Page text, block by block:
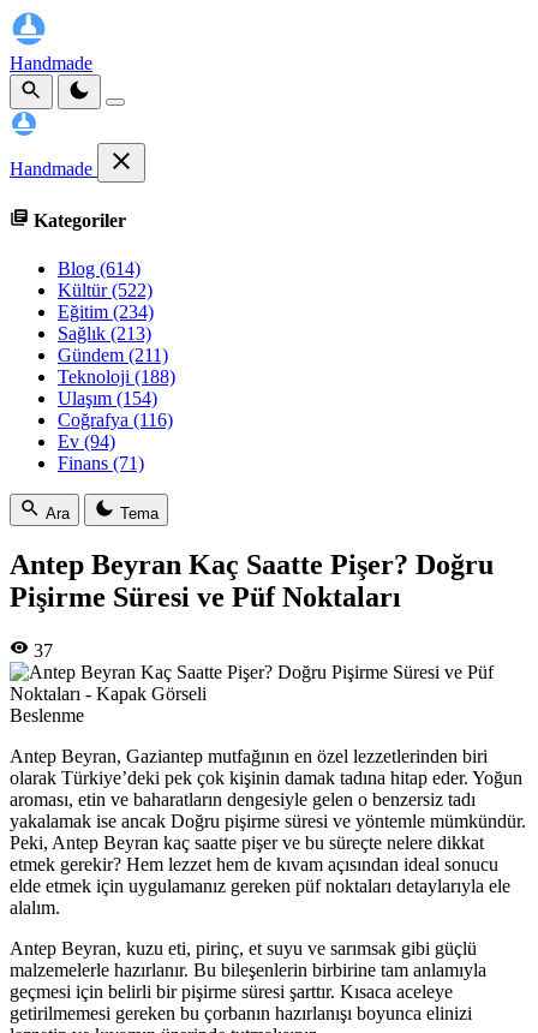
Handmade
Handmade
Kategoriler
Blog (614)
Kültür(522)
Eğitim (234)
Sağlık (213)
Gündem (211)
Teknoloji (188)
Ulaşım (154)
Coğrafya (116)
Ev (94)
Finans (71)
Ara Tema
Antep Beyran Kaç Saatte Pişer? Doğru
Pişirme Süresi ve Püf Noktaları
37
Beslenme
Antep Beyran, Gaziantep mutfağının en özel lezzetlerinden biri
olarak Türkiye’deki pek çok kişinin damak tadına hitap eder. Yoğun
aroması, etin ve baharatların dengesiyle gelen o benzersiz tadı
yakalamak ise ancak Doğru pişirme süresi ve yöntemle mümkündür.
Peki, Antep Beyran kaç saatte pişer ve bu süreçte nelere dikkat
etmek gerekir? Hem lezzet hem de kıvam açısından ideal sonucu
elde etmek için uygulamanız gereken püf noktaları detaylarıyla ele
alalım.
Antep Beyran, kuzu eti, pirinç, et suyu ve sarımsak gibi güçlü
malzemelerle hazırlanır. Bu bileşenlerin birbirine tam anlamıyla
geçmesi için belirli bir pişirme süresi şarttır. Kısaca aceleye
getirilmemesi gereken bu çorbanın hazırlanışı boyunca elinizi